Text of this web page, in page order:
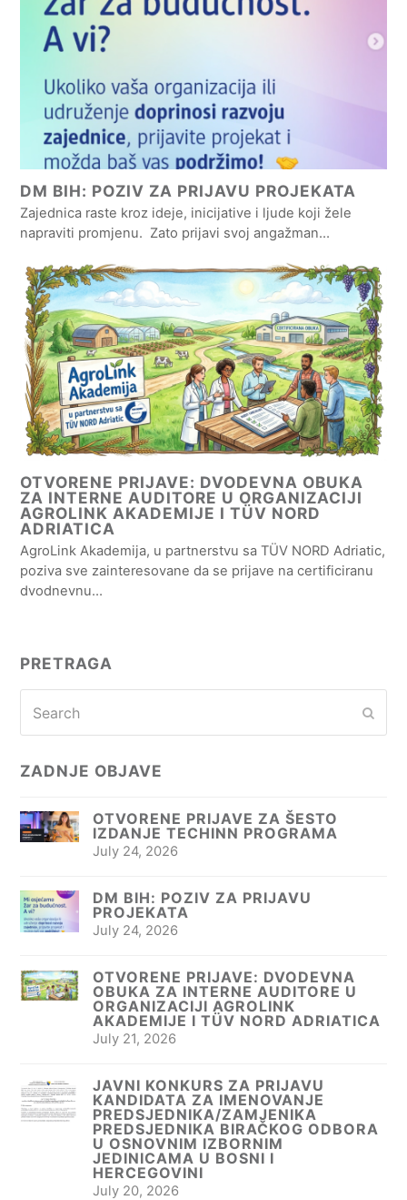
DM BIH: POZIV ZA PRIJAVU PROJEKATA
Zajednica raste kroz ideje, inicijative i ljude koji žele
napraviti promjenu. Zato prijavi svoj angažman…
OTVORENE PRIJAVE: DVODEVNA OBUKA
ZA INTERNE AUDITORE U ORGANIZACIJI
AGROLINK AKADEMIJE I TÜV NORD
ADRIATICA
AgroLink Akademija, u partnerstvu sa TÜV NORD Adriatic,
poziva sve zainteresovane da se prijave na certificiranu
dvodnevnu…
PRETRAGA
ZADNJE OBJAVE
OTVORENE PRIJAVE ZA ŠESTO
IZDANJE TECHINN PROGRAMA
July 24, 2026
DM BIH: POZIV ZA PRIJAVU
PROJEKATA
July 24, 2026
OTVORENE PRIJAVE: DVODEVNA
OBUKA ZA INTERNE AUDITORE U
ORGANIZACIJI AGROLINK
AKADEMIJE I TÜV NORD ADRIATICA
July 21, 2026
JAVNI KONKURS ZA PRIJAVU
KANDIDATA ZA IMENOVANJE
PREDSJEDNIKA/ZAMJENIKA
PREDSJEDNIKA BIRAČKOG ODBORA
U OSNOVNIM IZBORNIM
JEDINICAMA U BOSNI I
HERCEGOVINI
July 20, 2026